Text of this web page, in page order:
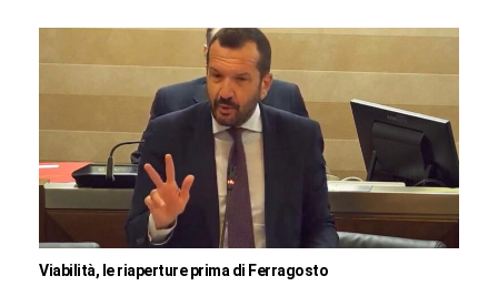
Viabilità, le riaperture prima di Ferragosto